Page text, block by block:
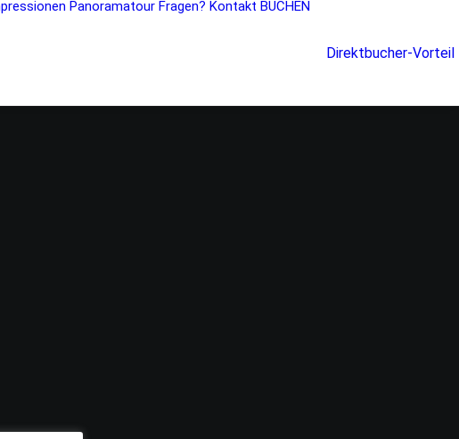
Panoramatour Fragen? Kontakt BUCHEN
Direktbucher-Vorteil